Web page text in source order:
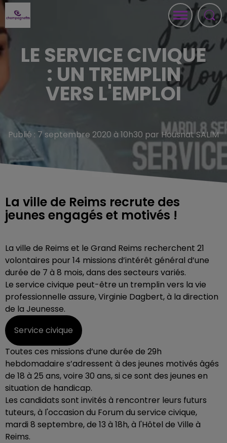
LE SERVICE CIVIQUE
: UN TREMPLIN
VERS L'EMPLOI
Publié : 7 septembre 2020 à 10h30 par Housnat SALIM
La ville de Reims recrute des
jeunes engagés et motivés !
La ville de Reims et le Grand Reims recherchent 21
volontaires pour 14 missions d’intérêt général d’une
durée de 7 à 8 mois, dans des secteurs variés.
Le service civique peut-être un tremplin vers la vie
professionnelle assure, Virginie Dagbert, à la direction
de la Jeunesse.
Service civique
Toutes ces missions d’une durée de 29h
hebdomadaire s’adressent à des jeunes motivés âgés
de 18 à 25 ans, voire 30 ans, si ce sont des jeunes en
situation de handicap.
Les candidats sont invités à rencontrer leurs futurs
tuteurs, à l'occasion du Forum du service civique,
mardi 8 septembre, de 13 à 18h, à l'Hôtel de Ville à
Reims.